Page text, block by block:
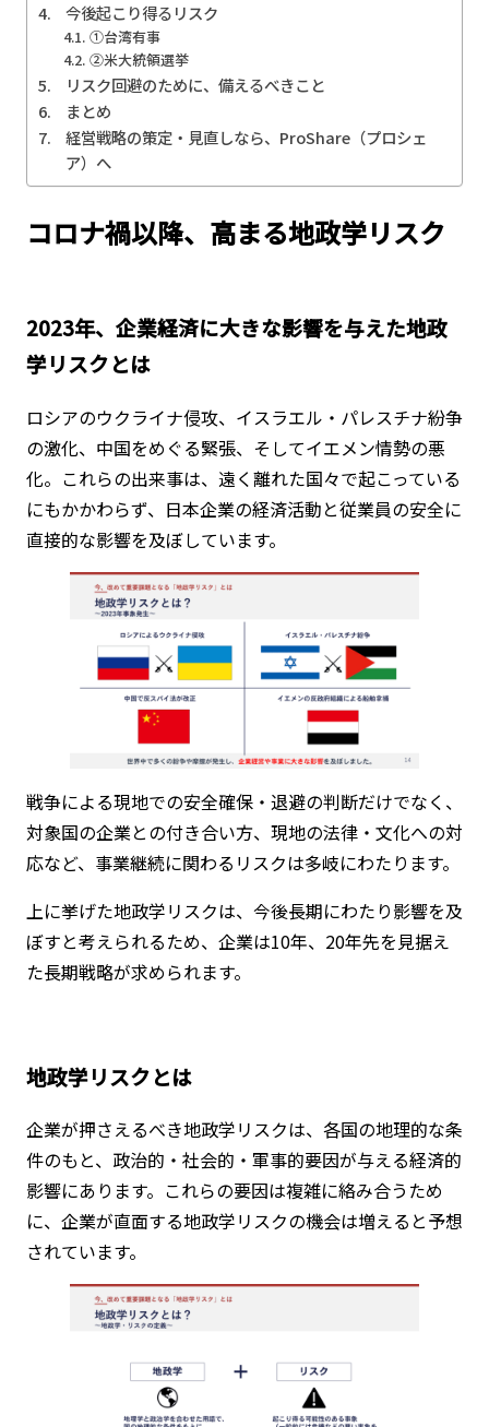
今後起こり得るリスク
①台湾有事
②米大統領選挙
リスク回避のために、備えるべきこと
まとめ
経営戦略の策定・見直しなら、ProShare（プロシェ
ア）へ
コロナ禍以降、高まる地政学リスク
2023年、企業経済に大きな影響を与えた地政
学リスクとは
ロシアのウクライナ侵攻、イスラエル・パレスチナ紛争
の激化、中国をめぐる緊張、そしてイエメン情勢の悪
化。これらの出来事は、遠く離れた国々で起こっている
にもかかわらず、日本企業の経済活動と従業員の安全に
直接的な影響を及ぼしています。
戦争による現地での安全確保・退避の判断だけでなく、
対象国の企業との付き合い方、現地の法律・文化への対
応など、事業継続に関わるリスクは多岐にわたります。
上に挙げた地政学リスクは、今後長期にわたり影響を及
ぼすと考えられるため、企業は10年、20年先を見据え
た長期戦略が求められます。
地政学リスクとは
企業が押さえるべき地政学リスクは、各国の地理的な条
件のもと、政治的・社会的・軍事的要因が与える経済的
影響にあります。これらの要因は複雑に絡み合うため
に、企業が直面する地政学リスクの機会は増えると予想
されています。